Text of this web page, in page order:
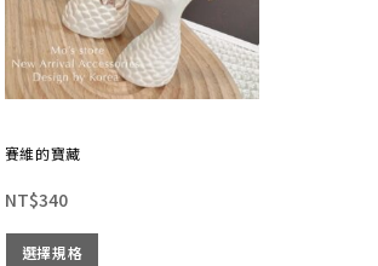
賽維的寶藏
NT$340
選擇規格